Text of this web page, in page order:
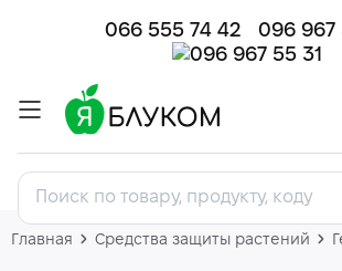
066 555 74 42 096 967
Главная Средства защиты растений